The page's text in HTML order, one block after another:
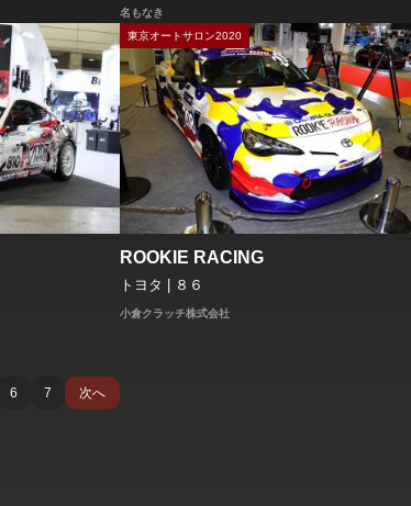
名もなき
東京オートサロン2020
ROOKIE RACING
トヨタ | ８６
小倉クラッチ株式会社
6 7 次へ